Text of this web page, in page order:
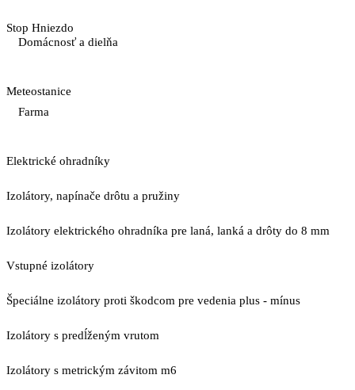
Stop Hniezdo
Domácnosť a dielňa
Meteostanice
Farma
Elektrické ohradníky
Izolátory, napínače drôtu a pružiny
Izolátory elektrického ohradníka pre laná, lanká a drôty do 8 mm
Vstupné izolátory
Špeciálne izolátory proti škodcom pre vedenia plus - mínus
Izolátory s predĺženým vrutom
Izolátory s metrickým závitom m6